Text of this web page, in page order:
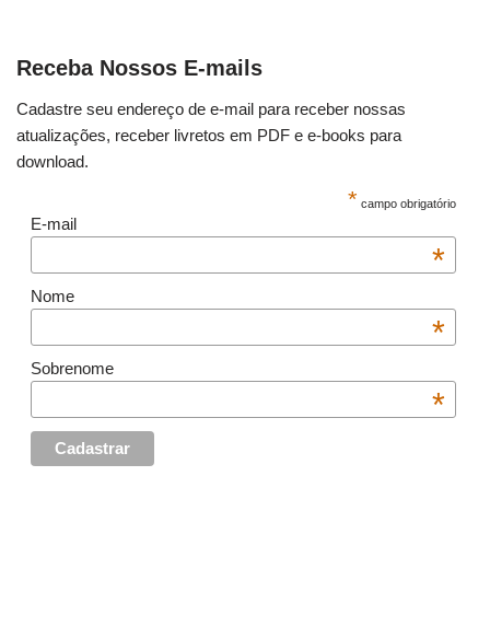
Receba Nossos E-mails
Cadastre seu endereço de e-mail para receber nossas
atualizações, receber livretos em PDF e e-books para
download.
* campo obrigatório
E-mail
*
Nome
*
Sobrenome
*